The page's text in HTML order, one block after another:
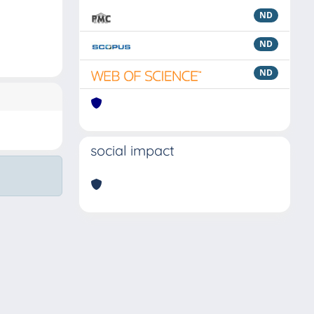
ND
ND
ND
social impact